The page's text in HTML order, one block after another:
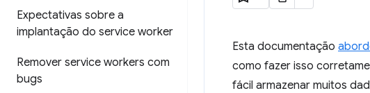
Expectativas sobre a
implantação do service worker
Remover service workers com
bugs
Esta documentação
como fazer isso
fácil armazenar muitos